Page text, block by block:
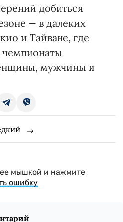
добиться
— в далеких
и Тайване, где
мужчины и
мышкой и нажмите
ошибку